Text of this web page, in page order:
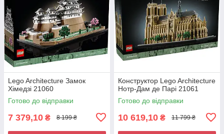
Lego Architecture Замок
Хімедзі 21060
Готово до відправки
7 379,10 ₴ 8 199 ₴
Конструктор Lego Architecture
Нотр-Дам де Парі 21061
Готово до відправки
10 619,10 ₴ 11 799 ₴